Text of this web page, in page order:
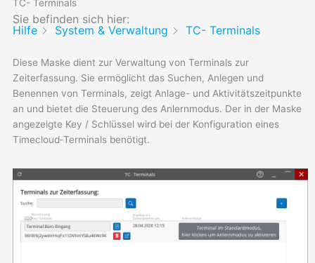
TC- Terminals
Sie befinden sich hier:
Hilfe
System & Verwaltung TC- Terminals
Diese Maske dient zur Verwaltung von Terminals zur
Zeiterfassung. Sie ermöglicht das Suchen, Anlegen und
Benennen von Terminals, zeigt Anlage- und Aktivitätszeitpunkte
an und bietet die Steuerung des Anlernmodus. Der in der Maske
angezeigte Key / Schlüssel wird bei der Konfiguration eines
Timecloud‑Terminals benötigt.